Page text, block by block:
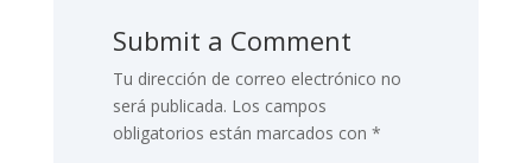
Submit a Comment
Tu dirección de correo electrónico no
será publicada. Los campos
obligatorios están marcados con *